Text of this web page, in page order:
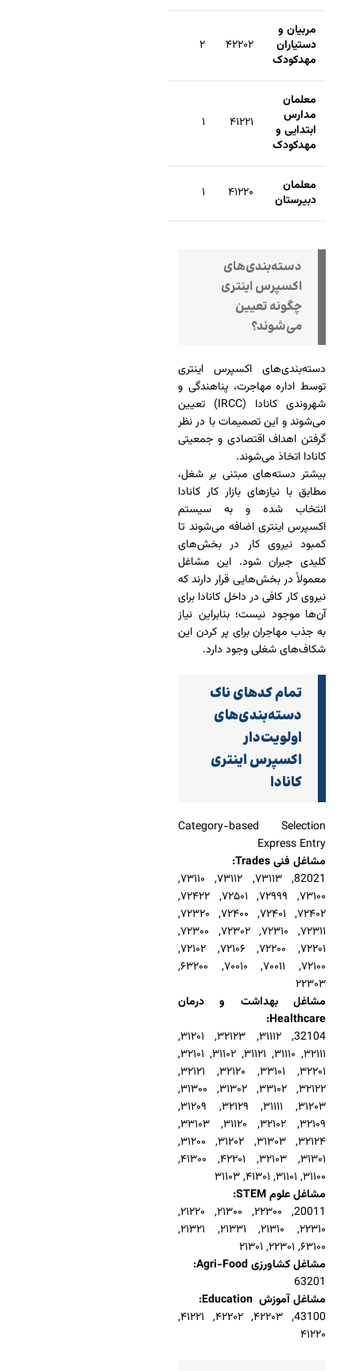
مربیان و
دستیاران
مهدکودک
۴۲۲۰۲ ۲
معلمان
مدارس
ابتدایی و
مهدکودک
۴۱۲۲۱ ۱
معلمان
دبیرستان
۴۱۲۲۰ ۱
دسته‌بندی‌های
اکسپرس اینتری
چگونه تعیین
می‌شوند؟
دسته‌بندی‌های اکسپرس اینتری
توسط اداره مهاجرت، پناهندگی و
شهروندی کانادا (IRCC) تعیین
می‌شوند و این تصمیمات با در نظر
گرفتن اهداف اقتصادی و جمعیتی
کانادا اتخاذ می‌شوند.
بیشتر دسته‌های مبتنی بر شغل،
مطابق با نیازهای بازار کار کانادا
انتخاب شده و به سیستم
اکسپرس اینتری اضافه می‌شوند تا
کمبود نیروی کار در بخش‌های
کلیدی جبران شود. این مشاغل
معمولاً در بخش‌هایی قرار دارند که
نیروی کار کافی در داخل کانادا برای
آن‌ها موجود نیست؛ بنابراین نیاز
به جذب مهاجران برای پر کردن این
شکاف‌های شغلی وجود دارد.
تمام کدهای ناک
دسته‌بندی‌های
اولویت‌دار
اکسپرس اینتری
کانادا
Category-based Selection
Express Entry
مشاغل فنی Trades:
82021, ۷۳۱۱۳, ۷۳۱۱۲, ۷۳۱۱۰,
۷۳۱۰۰, ۷۲۹۹۹, ۷۲۵۰۱, ۷۲۴۲۲,
۷۲۴۰۲, ۷۲۴۰۱, ۷۲۴۰۰, ۷۲۳۲۰,
۷۲۳۱۱, ۷۲۳۱۰, ۷۲۳۰۲, ۷۲۳۰۰,
۷۲۲۰۱, ۷۲۲۰۰, ۷۲۱۰۶, ۷۲۱۰۲,
۷۲۱۰۰, ۷۰۰۱۱, ۷۰۰۱۰, ۶۳۲۰۰,
۲۲۳۰۳
مشاغل بهداشت و درمان
Healthcare:
32104, ۳۱۱۱۲, ۳۲۱۲۳, ۳۱۲۰۱,
۳۲۱۱۱, ۳۱۱۱۰, ۳۱۱۲۱, ۳۱۱۰۲, ۳۲۱۰۱,
۳۲۲۰۱, ۳۳۱۰۱, ۳۲۱۲۰, ۳۲۱۲۱,
۳۲۱۲۲, ۳۳۱۰۲, ۳۱۳۰۲, ۳۱۳۰۰,
۳۱۲۰۳, ۳۱۱۱۱, ۳۲۱۲۹, ۳۱۲۰۹,
۳۲۱۰۹, ۳۲۱۰۲, ۳۱۱۲۰, ۳۳۱۰۳,
۳۲۱۲۴, ۳۱۳۰۳, ۳۱۲۰۲, ۳۱۲۰۰,
۳۱۳۰۱, ۳۲۱۰۳, ۴۲۲۰۱, ۴۱۳۰۰,
۳۱۱۰۰, ۳۱۱۰۱, ۴۱۳۰۱, ۳۱۱۰۳
مشاغل علوم STEM:
20011, ۲۲۳۰۰, ۲۱۳۰۰, ۲۱۲۲۰,
۲۲۳۱۰, ۲۱۳۱۰, ۲۱۳۳۱, ۲۱۳۲۱,
۶۳۱۰۰, ۲۲۳۰۱, ۲۱۳۰۱
مشاغل کشاورزی Agri-Food:
63201
مشاغل آموزش Education:
43100, ۴۲۲۰۳, ۴۲۲۰۲, ۴۱۲۲۱,
۴۱۲۲۰